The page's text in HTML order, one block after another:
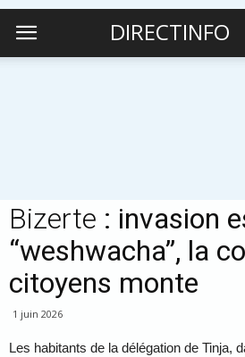
DIRECTINFO
Bizerte : invasion
“weshwacha”, la
citoyens monte
1 juin 2026
Les habitants de la délégation de Tinja,